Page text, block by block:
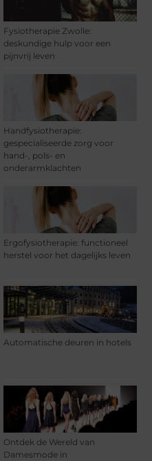
Fysiotherapie Zwolle:
deskundige hulp voor een
pijnvrij leven
Handfysiotherapie:
gespecialiseerde zorg voor
hand-, pols- en
onderarmklachten
Ergofysiotherapie: functioneel
herstel voor het dagelijks leven
Automatische deuren in hotels
Ontdek de Wereld van
Damesmode in